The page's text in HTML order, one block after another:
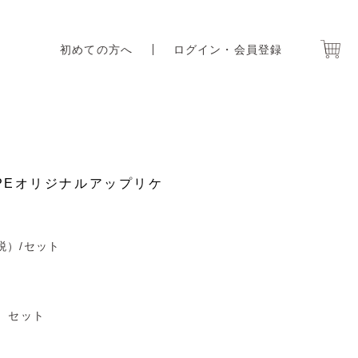
初めての方へ ログイン・会員登録
オリジナルアップリケ
）/セット
セット